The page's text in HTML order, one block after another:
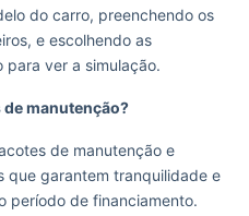
do carro, preenchendo os
e escolhendo as
ver a simulação.
de manutenção?
de manutenção e
que garantem tranquilidade e
período de financiamento.